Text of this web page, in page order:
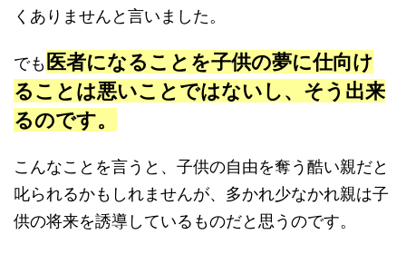
くありませんと言いました。
でも 医者になることを子供の夢に仕向け
ることは悪いことではないし、そう出来
るのです。
こんなことを言うと、子供の自由を奪う酷い親だと
叱られるかもしれませんが、多かれ少なかれ親は子
供の将来を誘導しているものだと思うのです。